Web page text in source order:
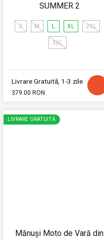
SUMMER 2
S M L XL 2XL
3XL
Livrare Gratuită, 1-3 zile
379.00 RON
LIVRARE GRATUITĂ
Mănuși Moto de Vară din